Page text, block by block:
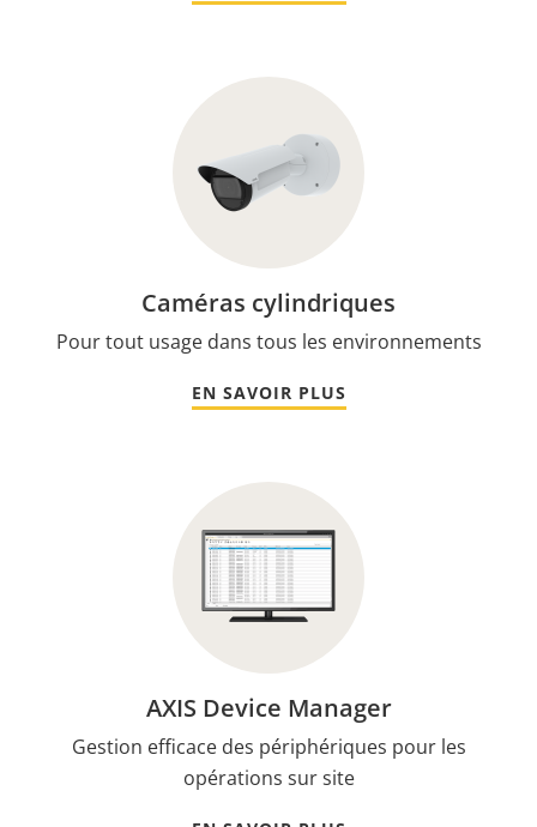
Caméras cylindriques
Pour tout usage dans tous les environnements
EN SAVOIR PLUS
AXIS Device Manager
Gestion efficace des périphériques pour les
opérations sur site